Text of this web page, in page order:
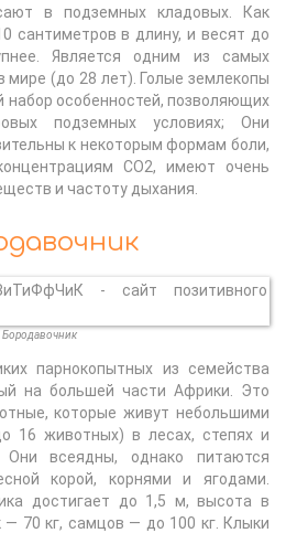
в подземных кладовых. Как
сантиметров в длину, и весят до
Является одним из самых
мире (до 28 лет). Голые землекопы
особенностей, позволяющих
подземных условиях; Они
к некоторым формам боли,
CO2, имеют очень
и частоту дыхания.
Бородавочник
парнокопытных из семейства
на большей части Африки. Это
которые живут небольшими
16 животных) в лесах, степях и
Они всеядны, однако питаются
корой, корнями и ягодами.
достигает до 1,5 м, высота в
70 кг, самцов — до 100 кг. Клыки